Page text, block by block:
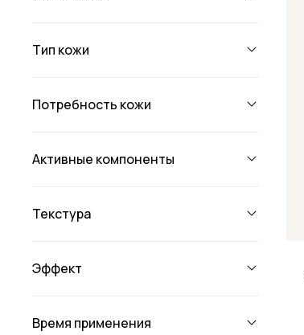
Тип кожи
Потребность кожи
Активные компоненты
Текстура
Эффект
Время применения